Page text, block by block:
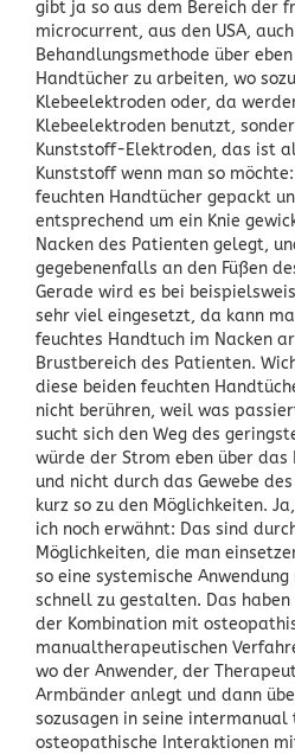
gibt ja so aus dem Bereich der
microcurrent, aus den USA,
Behandlungsmethode über
Handtücher zu arbeiten, wo
Klebeelektroden oder, da
Klebeelektroden benutzt,
Kunststoff-Elektroden, das ist
Kunststoff wenn man so
feuchten Handtücher gepackt
entsprechend um ein Knie
Nacken des Patienten gelegt,
gegebenenfalls an den Füßen
Gerade wird es bei
sehr viel eingesetzt, da kann
feuchtes Handtuch im Nacken
Brustbereich des Patienten.
diese beiden feuchten
nicht berühren, weil was
sucht sich den Weg des
würde der Strom eben über
und nicht durch das Gewebe
kurz so zu den Möglichkeiten.
ich noch erwähnt: Das sind
Möglichkeiten, die man
so eine systemische
schnell zu gestalten. Das
der Kombination mit
manualtherapeutischen
wo der Anwender, der
Armbänder anlegt und dann
sozusagen in seine
osteopathische Interaktionen